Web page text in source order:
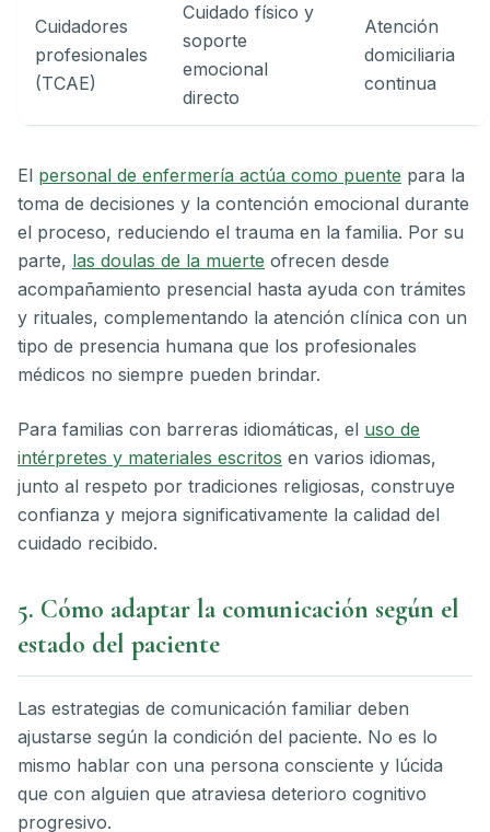
Cuidadores
profesionales
(TCAE)
Cuidado físico y
soporte
emocional
directo
Atención
domiciliaria
continua
El personal de enfermería actúa como puente para la
toma de decisiones y la contención emocional durante
el proceso, reduciendo el trauma en la familia. Por su
parte, las doulas de la muerte ofrecen desde
acompañamiento presencial hasta ayuda con trámites
y rituales, complementando la atención clínica con un
tipo de presencia humana que los profesionales
médicos no siempre pueden brindar.
Para familias con barreras idiomáticas, el uso de
intérpretes y materiales escritos en varios idiomas,
junto al respeto por tradiciones religiosas, construye
confianza y mejora significativamente la calidad del
cuidado recibido.
5. Cómo adaptar la comunicación según el
estado del paciente
Las estrategias de comunicación familiar deben
ajustarse según la condición del paciente. No es lo
mismo hablar con una persona consciente y lúcida
que con alguien que atraviesa deterioro cognitivo
progresivo.